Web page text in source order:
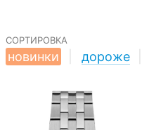
сортировка
новинки
дороже